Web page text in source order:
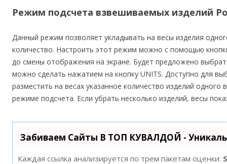
Режим подсчета взвешиваемых изделий
Данный режим позволяет укладывать на весы изделия
количество. Настроить этот режим можно с помощью
до смены отображения на экране. Будет предложено
можно сделать нажатием на кнопку UNITS. Доступно для
разместить на весах указанное количество изделий
режиме подсчета. Если убрать несколько изделий, весы
Забиваем Сайты В ТОП КУВАЛДОЙ -
Каждая ссылка анализируется по трем пакетам оценки: